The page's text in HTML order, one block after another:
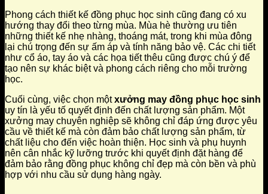
Phong cách thiết kế đồng phục học sinh cũng đang có xu
hướng thay đổi theo từng mùa. Mùa hè thường ưu tiên
những thiết kế nhẹ nhàng, thoáng mát, trong khi mùa đông
lại chú trọng đến sự ấm áp và tính năng bảo vệ. Các chi tiết
như cổ áo, tay áo và các họa tiết thêu cũng được chú ý để
tạo nên sự khác biệt và phong cách riêng cho mỗi trường
học.
Cuối cùng, việc chọn mộtxưởng may đồng phục học sinh
uy tín là yếu tố quyết định đến chất lượng sản phẩm. Một
xưởng may chuyên nghiệp sẽ không chỉ đáp ứng được yêu
cầu về thiết kế mà còn đảm bảo chất lượng sản phẩm, từ
chất liệu cho đến việc hoàn thiện. Học sinh và phụ huynh
nên cân nhắc kỹ lưỡng trước khi quyết định đặt hàng để
đảm bảo rằng đồng phục không chỉ đẹp mà còn bền và phù
hợp với nhu cầu sử dụng hàng ngày.